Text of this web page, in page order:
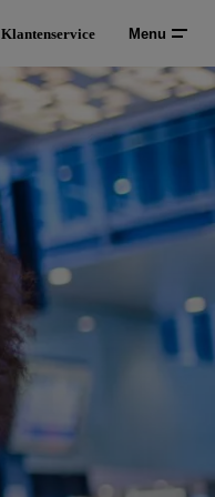
Klantenservice Menu